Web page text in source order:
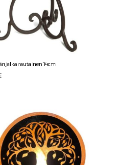
rautainen 14cm